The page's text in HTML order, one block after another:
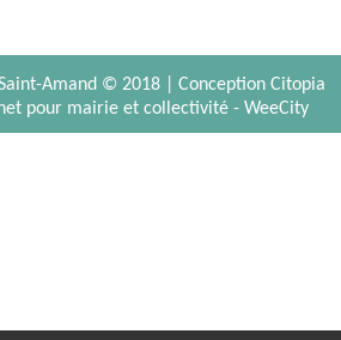
Amand © 2018 | Conception Citopia
pour mairie et collectivité - WeeCity